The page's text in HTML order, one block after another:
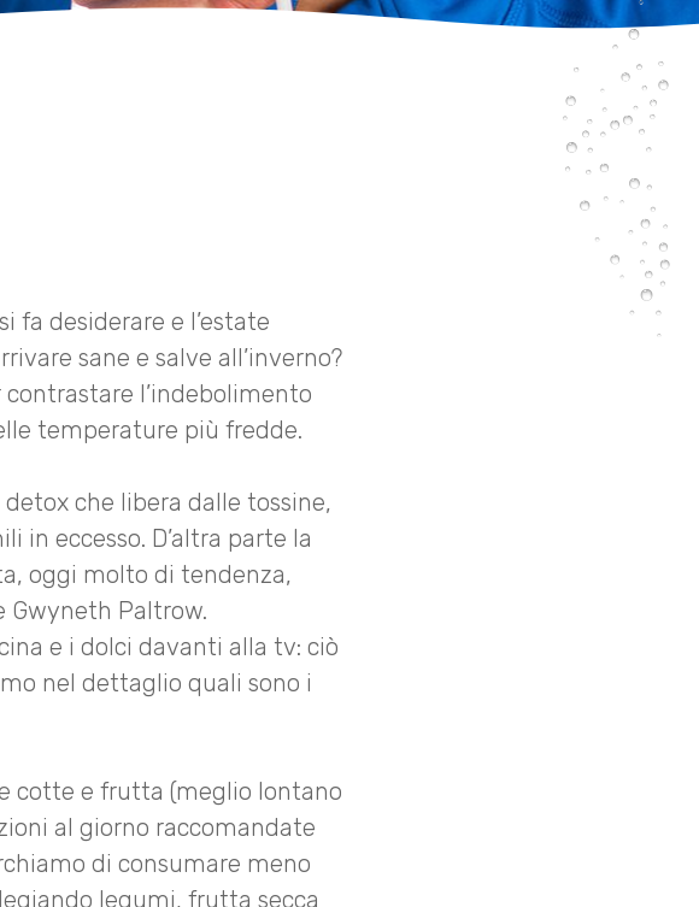
fa desiderare e l’estate
sane e salve all’inverno?
l’indebolimento
temperature più fredde.
detox che libera dalle tossine,
in eccesso. D’altra parte la
oggi molto di tendenza,
Gwyneth Paltrow.
e i dolci davanti alla tv: ciò
nel dettaglio quali sono i
cotte e frutta (meglio lontano
al giorno raccomandate
di consumare meno
legumi, frutta secca